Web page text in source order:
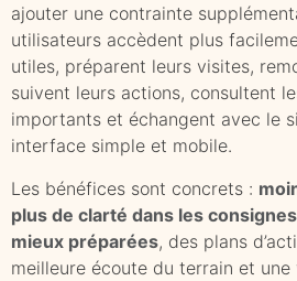
ajouter une contrainte
utilisateurs accèdent plus
utiles, préparent leurs visites,
suivent leurs actions, consultent
importants et échangent avec le
interface simple et mobile.
Les bénéfices sont concrets :
plus de clarté dans les
mieux préparées, des plans
meilleure écoute du terrain et